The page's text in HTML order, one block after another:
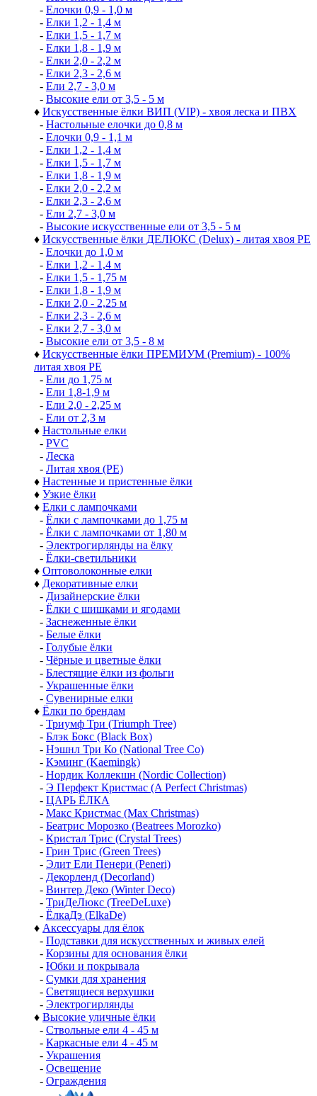
- Елочки 0,9 - 1,0 м
- Елки 1,2 - 1,4 м
- Елки 1,5 - 1,7 м
- Елки 1,8 - 1,9 м
- Елки 2,0 - 2,2 м
- Елки 2,3 - 2,6 м
- Ели 2,7 - 3,0 м
- Высокие ели от 3,5 - 5 м
♦ Искусственные ёлки ВИП (VIP) - хвоя леска и ПВХ
- Настольные елочки до 0,8 м
- Елочки 0,9 - 1,1 м
- Елки 1,2 - 1,4 м
- Елки 1,5 - 1,7 м
- Елки 1,8 - 1,9 м
- Елки 2,0 - 2,2 м
- Елки 2,3 - 2,6 м
- Ели 2,7 - 3,0 м
- Высокие искусственные ели от 3,5 - 5 м
♦ Искусственные ёлки ДЕЛЮКС (Delux) - литая хвоя РЕ
- Елочки до 1,0 м
- Елки 1,2 - 1,4 м
- Елки 1,5 - 1,75 м
- Елки 1,8 - 1,9 м
- Елки 2,0 - 2,25 м
- Елки 2,3 - 2,6 м
- Елки 2,7 - 3,0 м
- Высокие ели от 3,5 - 8 м
♦ Искусственные ёлки ПРЕМИУМ (Premium) - 100%
литая хвоя РЕ
- Ели до 1,75 м
- Ели 1,8-1,9 м
- Ели 2,0 - 2,25 м
- Ели от 2,3 м
♦ Настольные елки
- PVC
- Леска
- Литая хвоя (РЕ)
♦ Настенные и пристенные ёлки
♦ Узкие ёлки
♦ Елки с лампочками
- Ёлки с лампочками до 1,75 м
- Ёлки с лампочками от 1,80 м
- Электрогирлянды на ёлку
- Ёлки-светильники
♦ Оптоволоконные елки
♦ Декоративные елки
- Дизайнерские ёлки
- Ёлки с шишками и ягодами
- Заснеженные ёлки
- Белые ёлки
- Голубые ёлки
- Чёрные и цветные ёлки
- Блестящие ёлки из фольги
- Украшенные ёлки
- Сувенирные елки
♦ Ёлки по брендам
- Триумф Три (Triumph Tree)
- Блэк Бокс (Black Box)
- Нэшнл Три Ко (National Tree Co)
- Кэминг (Kaemingk)
- Нордик Коллекшн (Nordic Collection)
- Э Перфект Кристмас (A Perfect Christmas)
- ЦАРЬ ЁЛКА
- Макс Кристмас (Max Christmas)
- Беатрис Морозко (Beatrees Morozko)
- Кристал Трис (Crystal Trees)
- Грин Трис (Green Trees)
- Элит Ели Пенери (Peneri)
- Декорленд (Decorland)
- Винтер Деко (Winter Deco)
- ТриДеЛюкс (TreeDeLuxe)
- ЁлкаДэ (ElkaDe)
♦ Аксессуары для ёлок
- Подставки для искусственных и живых елей
- Корзины для основания ёлки
- Юбки и покрывала
- Сумки для хранения
- Светящиеся верхушки
- Электрогирлянды
♦ Высокие уличные ёлки
- Ствольные ели 4 - 45 м
- Каркасные ели 4 - 45 м
- Украшения
- Освещение
- Ограждения